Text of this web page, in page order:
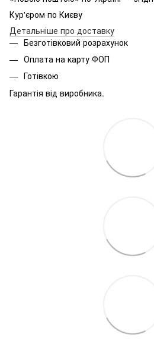
Кур'єром по Києву
Детальніше про доставку
Безготівковий розрахунок
Оплата на карту ФОП
Готівкою
Гарантія від виробника.